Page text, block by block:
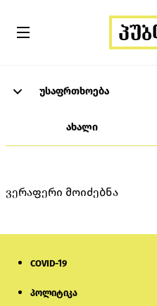
უსაფრთხოება
ახალი
ვერაფერი მოიძებნა
COVID-19
პოლიტიკა